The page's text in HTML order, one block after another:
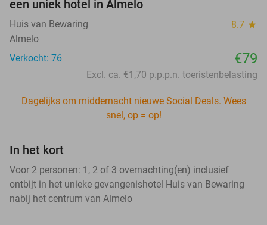
een uniek hotel in Almelo
Huis van Bewaring 8.7 star
Almelo
Verkocht: 76
€79
Excl. ca. €1,70 p.p.p.n. toeristenbelasting
Dagelijks om middernacht nieuwe Social Deals. Wees
snel, op = op!
In het kort
Voor 2 personen: 1, 2 of 3 overnachting(en) inclusief
ontbijt in het unieke gevangenishotel Huis van Bewaring
nabij het centrum van Almelo